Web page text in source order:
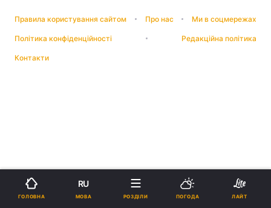
Правила користування сайтом Про нас Ми в соцмережах
Політика конфіденційності Редакційна політика
Контакти
ГОЛОВНА
RU
МОВА РОЗДІЛИ ПОГОДА ЛАЙТ